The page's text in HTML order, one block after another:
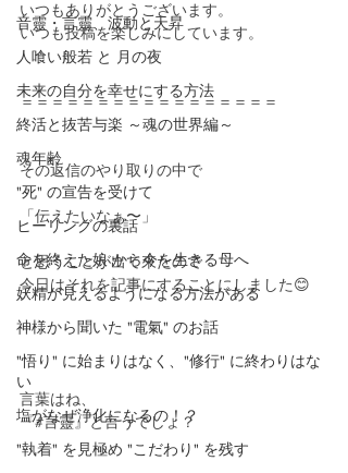
音靈・言靈、波動と天昇
人喰い般若 と 月の夜
未来の自分を幸せにする方法
終活と抜苦与楽 ～魂の世界編～
魂年齢
"死" の宣告を受けて
ヒーリングの裏話
命を終えた娘 から今を生きる母へ
妖精が見えるようになる方法がある
神様から聞いた "電氣" のお話
"悟り" に始まりはなく、"修行" に終わりはな
い
塩がなぜ浄化になるの！？
"執着" を見極め "こだわり" を残す
いつもありがとうございます。
いつも投稿を楽しみにしています。
＝＝＝＝＝＝＝＝＝＝＝＝＝＝＝＝＝
その返信のやり取りの中で
「伝えたいなぁ〜」
と思うことが出て來たので
今日はそれを記事にすることにしました😊
言葉はね、
『#言靈』と言うでしょ？